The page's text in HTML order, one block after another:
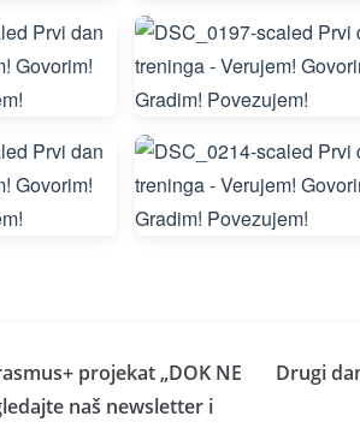
projekat „DOK NE
naš newsletter i
Drugi